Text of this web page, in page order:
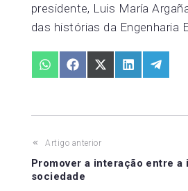
presidente, Luis María
das histórias da Engenharia
Share
on
Share
on
Share
on
Share
on
Share
on
Navegação
de
Artigo anterior
Promover a interação entre a
sociedade